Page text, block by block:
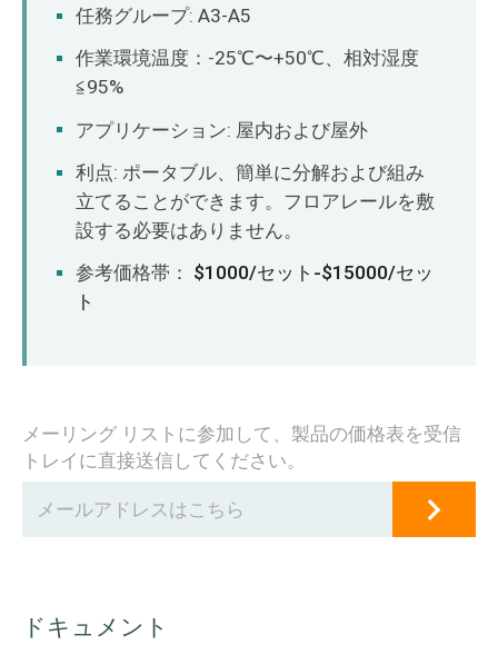
任務グループ: A3-A5
作業環境温度：-25℃〜+50℃、相対湿度
≦95%
アプリケーション: 屋内および屋外
利点: ポータブル、簡単に分解および組み
立てることができます。フロアレールを敷
設する必要はありません。
参考価格帯： $1000/セット-$15000/セッ
ト
メーリング リストに参加して、製品の価格表を受信
トレイに直接送信してください。
ドキュメント